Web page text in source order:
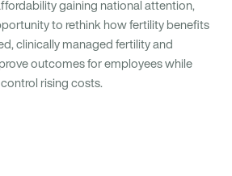
gaining national attention,
to rethink how fertility benefits
clinically managed fertility and
outcomes for employees while
rising costs.